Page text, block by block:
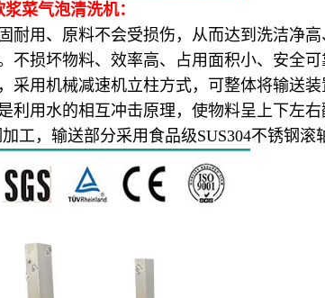
菜气泡清洗机：
用、原料不会受损伤，从而达到洗洁净高
损坏物料、效率高、占用面积小、安全可
用机械减速机立柱方式，可整体将输送装
用水的相互冲击原理，使物料呈上下左右
，输送部分采用食品级SUS304不锈钢滚